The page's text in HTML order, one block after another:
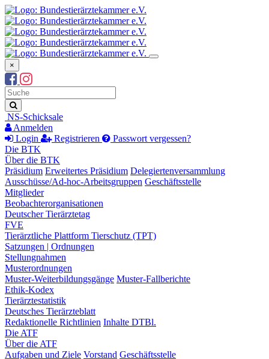
×
Suchbegriff
Suche
NS-Schicksale
Anmelden
Login
Registrieren
Passwort vergessen?
Die BTK
Über die BTK
Präsidium Erweitertes Präsidium Delegiertenversammlung
Ausschüsse/Ad-hoc-Arbeitsgruppen Geschäftsstelle
Mitglieder
Beobachterorganisationen
Deutscher Tierärztetag
FVE
Tierärztliche Plattform Tierschutz (TPT)
Satzungen | Ordnungen
Stellungnahmen
Musterordnungen
Muster-Weiterbildungsgänge Muster-Fallberichte
Ethik-Kodex
Tierärztestatistik
Deutsches Tierärzteblatt
Redaktionelle Richtlinien Inhalte DTBl.
Die ATF
Über die ATF
Aufgaben und Ziele Vorstand Geschäftsstelle